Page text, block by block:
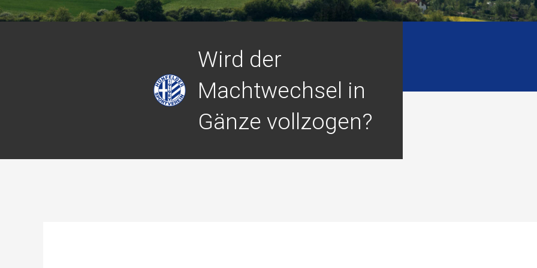
Wird der
Machtwechsel in
Gänze vollzogen?